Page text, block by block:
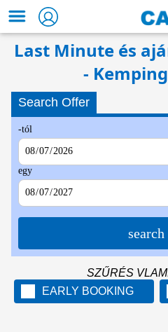
Last Minute és
-
Search Offer
-tól
egy
search
SZŰRÉS
EARLY BOOKING